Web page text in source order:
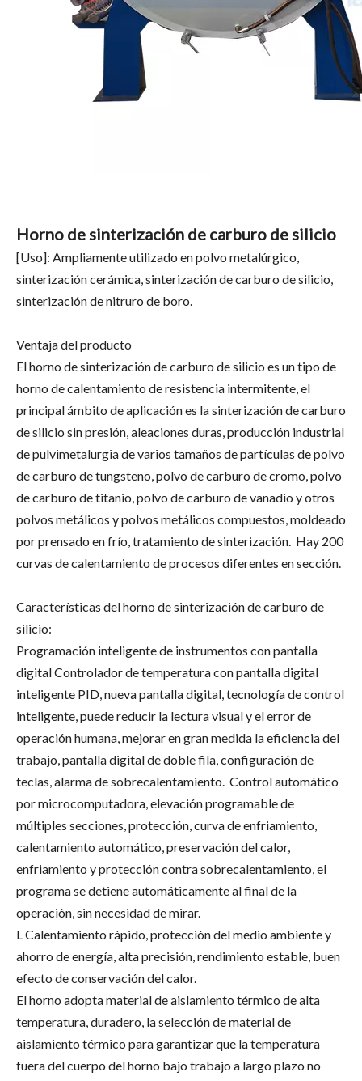
Horno de sinterización de carburo de silicio
[Uso]: Ampliamente utilizado en polvo metalúrgico,
sinterización cerámica, sinterización de carburo de silicio,
sinterización de nitruro de boro.
Ventaja del producto
El horno de sinterización de carburo de silicio es un tipo de
horno de calentamiento de resistencia intermitente, el
principal ámbito de aplicación es la sinterización de carburo
de silicio sin presión, aleaciones duras, producción industrial
de pulvimetalurgia de varios tamaños de partículas de polvo
de carburo de tungsteno, polvo de carburo de cromo, polvo
de carburo de titanio, polvo de carburo de vanadio y otros
polvos metálicos y polvos metálicos compuestos, moldeado
por prensado en frío, tratamiento de sinterización. Hay 200
curvas de calentamiento de procesos diferentes en sección.
Características del horno de sinterización de carburo de
silicio:
Programación inteligente de instrumentos con pantalla
digital Controlador de temperatura con pantalla digital
inteligente PID, nueva pantalla digital, tecnología de control
inteligente, puede reducir la lectura visual y el error de
operación humana, mejorar en gran medida la eficiencia del
trabajo, pantalla digital de doble fila, configuración de
teclas, alarma de sobrecalentamiento. Control automático
por microcomputadora, elevación programable de
múltiples secciones, protección, curva de enfriamiento,
calentamiento automático, preservación del calor,
enfriamiento y protección contra sobrecalentamiento, el
programa se detiene automáticamente al final de la
operación, sin necesidad de mirar.
L Calentamiento rápido, protección del medio ambiente y
ahorro de energía, alta precisión, rendimiento estable, buen
efecto de conservación del calor.
El horno adopta material de aislamiento térmico de alta
temperatura, duradero, la selección de material de
aislamiento térmico para garantizar que la temperatura
fuera del cuerpo del horno bajo trabajo a largo plazo no